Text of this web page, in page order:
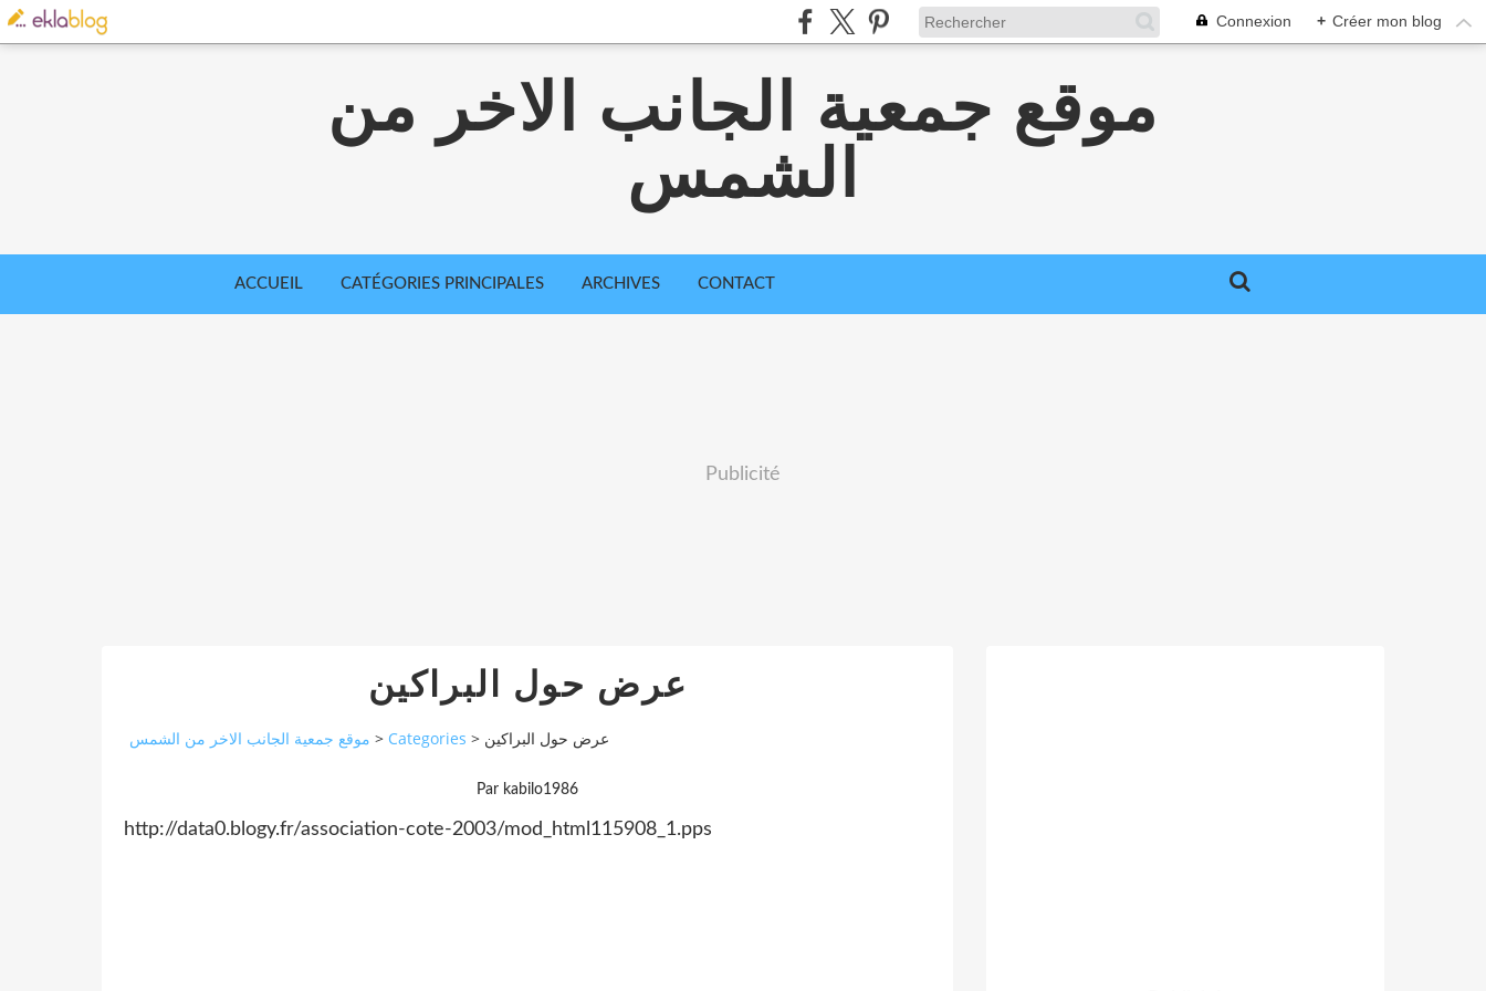
Connexion + Créer mon blog
موقع جمعية الجانب الاخر من
الشمس
ACCUEIL CATÉGORIES PRINCIPALES ARCHIVES CONTACT
Publicité
عرض حول البراكين
موقع جمعية الجانب الاخر من الشمس > Categories > عرض حول البراكين
Par kabilo1986
http://data0.blogy.fr/association-cote-2003/mod_html115908_1.pps